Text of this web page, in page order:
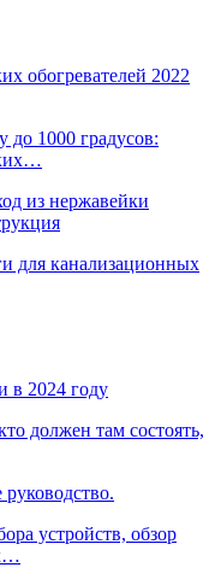
обогревателей 2022
до 1000 градусов:
из нержавейки
для канализационных
в 2024 году
должен там состоять,
устройств, обзор